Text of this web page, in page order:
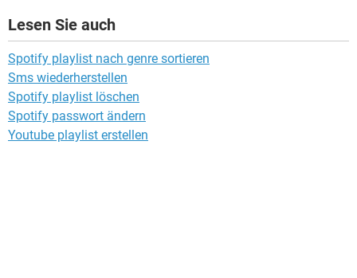
Lesen Sie auch
Spotify playlist nach genre sortieren
Sms wiederherstellen
Spotify playlist löschen
Spotify passwort ändern
Youtube playlist erstellen